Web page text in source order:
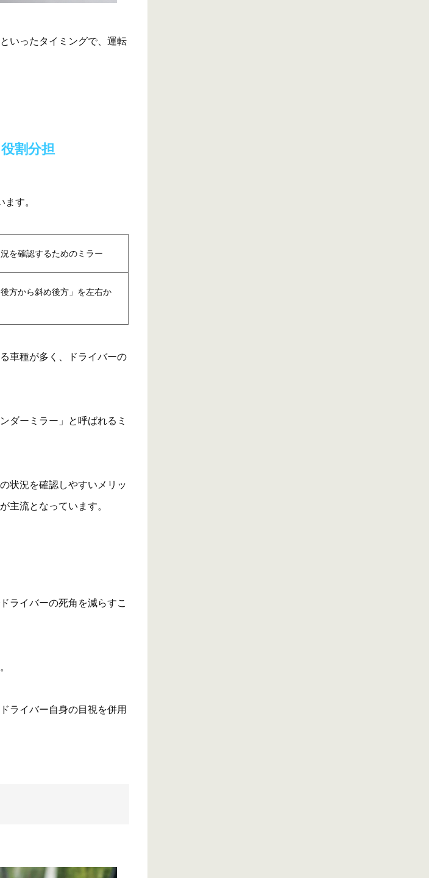
いったタイミングで、運転
割分担
す。
を確認するためのミラー
方から斜め後方」を左右か
車種が多く、ドライバーの
ダーミラー」と呼ばれるミ
状況を確認しやすいメリッ
主流となっています。
ライバーの死角を減らすこ
ライバー自身の目視を併用